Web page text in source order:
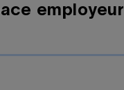
employeur